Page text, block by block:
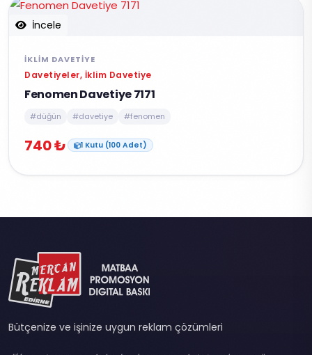
İncele
İKLIM DAVETIYE
Davetiyeler, İklim Davetiye
Fenomen Davetiye 7171
#düğün #davetiye #fenomen
740 ₺ 1 Kutu (100 Adet)
Bütçenize ve işinize uygun reklam çözümleri